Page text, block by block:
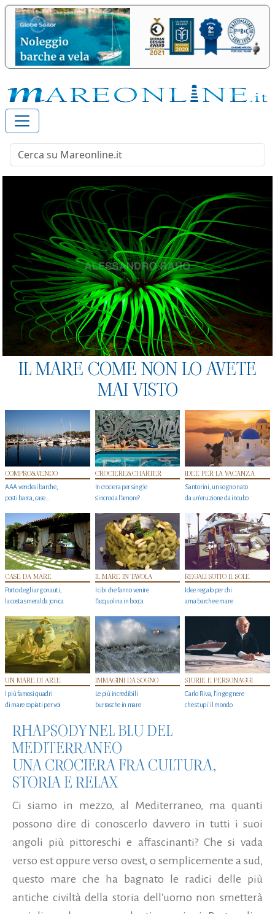
IL MARE COME NON LO AVETE
MAI VISTO
COMPRO&VENDO
AAA vendesi barche,
posti barca, case…
CROCIERE&CHARTER
In crociera per single
s'incrocia l’amore?
IDEE PER LA VACANZA
Santorini, un sogno nato
da un’eruzione da incubo
CASE DA MARE
Porto degli argonauti,
la costa smeralda jonica
IL MARE IN TAVOLA
I cibi che fanno venire
l’acquolina in bocca
REGALI SOTTO IL SOLE
Idee regalo per chi
ama barche e mare
UN MARE DI ARTE
I più famosi quadri
di mare copiati per voi
IMMAGINI DA SOGNO
Le più incredibili
burrasche in mare
STORIE E PERSONAGGI
Carlo Riva, l’ingegnere
che stupi' il mondo
RHAPSODY NEL BLU DEL
MEDITERRANEO
UNA CROCIERA FRA CULTURA,
STORIA E RELAX
Ci siamo in mezzo, al Mediterraneo, ma quanti
possono dire di conoscerlo davvero in tutti i suoi
angoli più pittoreschi e affascinanti? Che si vada
verso est oppure verso ovest, o semplicemente a sud,
questo mare che ha bagnato le radici delle più
antiche civiltà della storia dell'uomo non smetterà